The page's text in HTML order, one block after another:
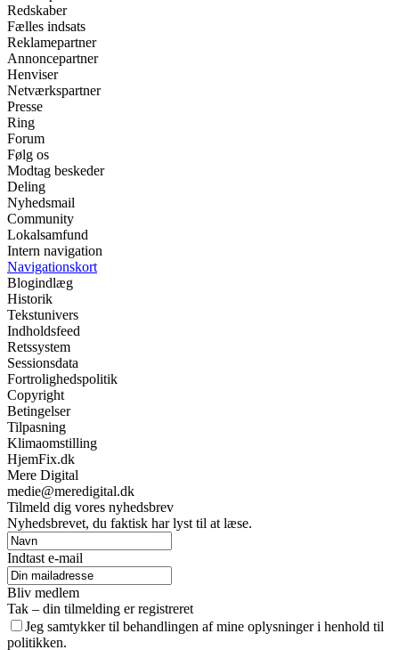
Redskaber
Fælles indsats
Reklamepartner
Annoncepartner
Henviser
Netværkspartner
Presse
Ring
Forum
Følg os
Modtag beskeder
Deling
Nyhedsmail
Community
Lokalsamfund
Intern navigation
Navigationskort
Blogindlæg
Historik
Tekstunivers
Indholdsfeed
Retssystem
Sessionsdata
Fortrolighedspolitik
Copyright
Betingelser
Tilpasning
Klimaomstilling
HjemFix.dk
Mere Digital
medie@meredigital.dk
Tilmeld dig vores nyhedsbrev
Nyhedsbrevet, du faktisk har lyst til at læse.
Indtast e-mail
Bliv medlem
Tak – din tilmelding er registreret
Jeg samtykker til behandlingen af mine oplysninger i henhold til
politikken.